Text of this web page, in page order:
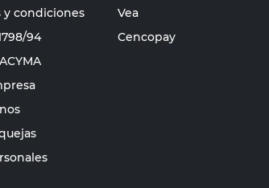
y condiciones
94
Vea
Cencopay